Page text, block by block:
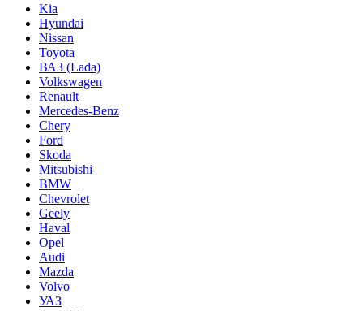
Kia
Hyundai
Nissan
Toyota
ВАЗ (Lada)
Volkswagen
Renault
Mercedes-Benz
Chery
Ford
Skoda
Mitsubishi
BMW
Chevrolet
Geely
Haval
Opel
Audi
Mazda
Volvo
УАЗ